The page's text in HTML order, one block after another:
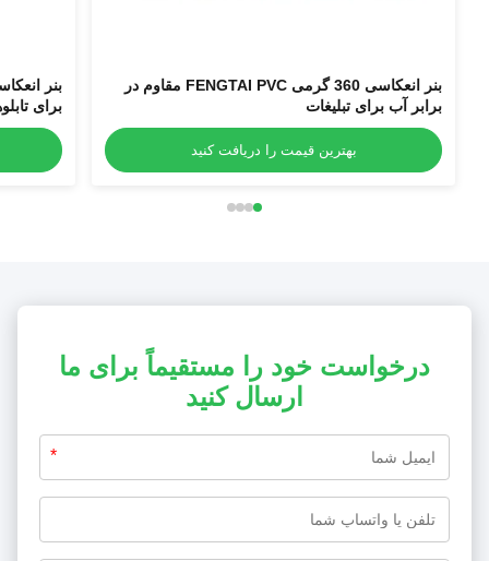
بنر انعکاسی 360 گرمی FENGTAI PVC مقاوم در
برابر آب برای تبلیغات
بهترین قیمت را دریافت کنید
برای
درخواست خود را مستقیماً برای ما
ارسال کنید
*